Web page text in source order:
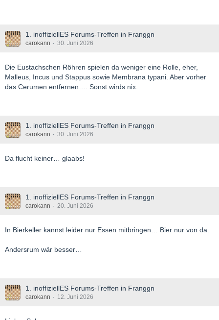
1. inoffiziellES Forums-Treffen in Franggn
carokann 30. Juni 2026
Die Eustachschen Röhren spielen da weniger eine Rolle, eher,
Malleus, Incus und Stappus sowie Membrana typani. Aber vorher
das Cerumen entfernen…. Sonst wirds nix.
1. inoffiziellES Forums-Treffen in Franggn
carokann 30. Juni 2026
Da flucht keiner… glaabs!
1. inoffiziellES Forums-Treffen in Franggn
carokann 20. Juni 2026
In Bierkeller kannst leider nur Essen mitbringen… Bier nur von da.
Andersrum wär besser…
1. inoffiziellES Forums-Treffen in Franggn
carokann 12. Juni 2026